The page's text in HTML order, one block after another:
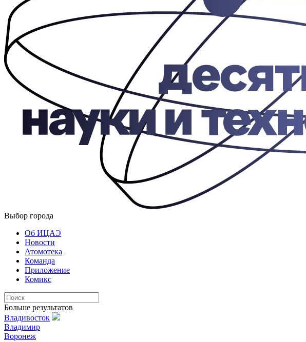
Выбор города
Об ИЦАЭ
Новости
Атомотека
Команда
Приложение
Комикс
Больше результатов
Владивосток
Владимир
Воронеж